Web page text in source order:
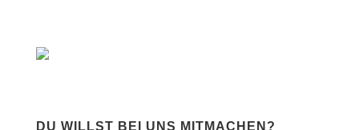
DU WILLST BEI UNS MITMACHEN?